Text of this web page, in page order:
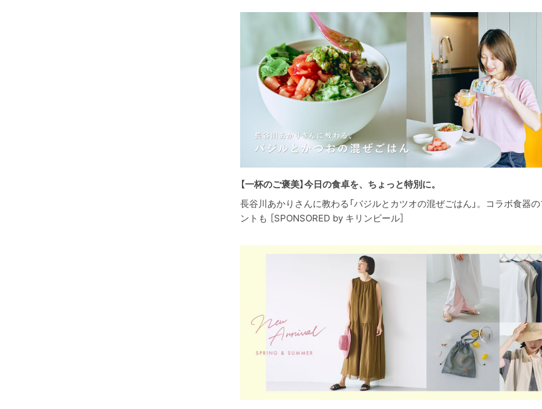
【一杯のご褒美】今日の食卓を、ちょっと特別に。
長谷川あかりさんに教わる「バジルとカツオの混ぜごはん」。コラボ食器
ントも ［SPONSORED by キリンビール］